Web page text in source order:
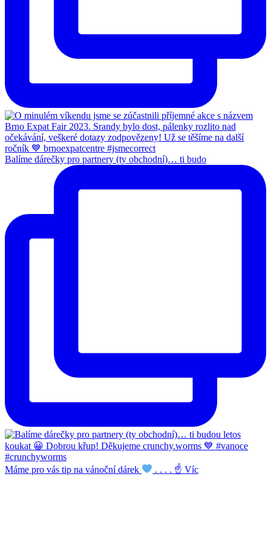
Balíme dárečky pro partnery (ty obchodní)… ti budo
Máme pro vás tip na vánoční dárek . . . . ☝ Víc